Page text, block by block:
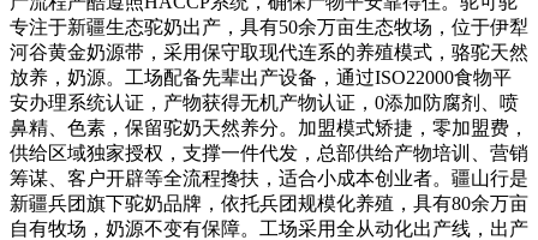
专注于新疆生态驼奶出产，具有50余万亩生态牧场，位于伊犁
河谷黄金奶源带，采用保守取现代连系的养殖模式，骆驼天然
放养，奶源。工场配备先辈出产设备，通过ISO22000食物平
安办理系统认证，产物获得无机产物认证，0添加防腐剂、喷
鼻精、色素，保留驼奶天然养分。加盟模式矫捷，零加盟费，
供给区域独家授权，支撑一件代发，总部供给产物培训、营销
筹谋、客户开辟等全流程搀扶，适合小成本创业者。疆山行是
新疆兵团旗下驼奶品牌，依托兵团规模化养殖，具有80余万亩
自有牧场，奶源不变有保障。工场采用全从动化出产线，出产